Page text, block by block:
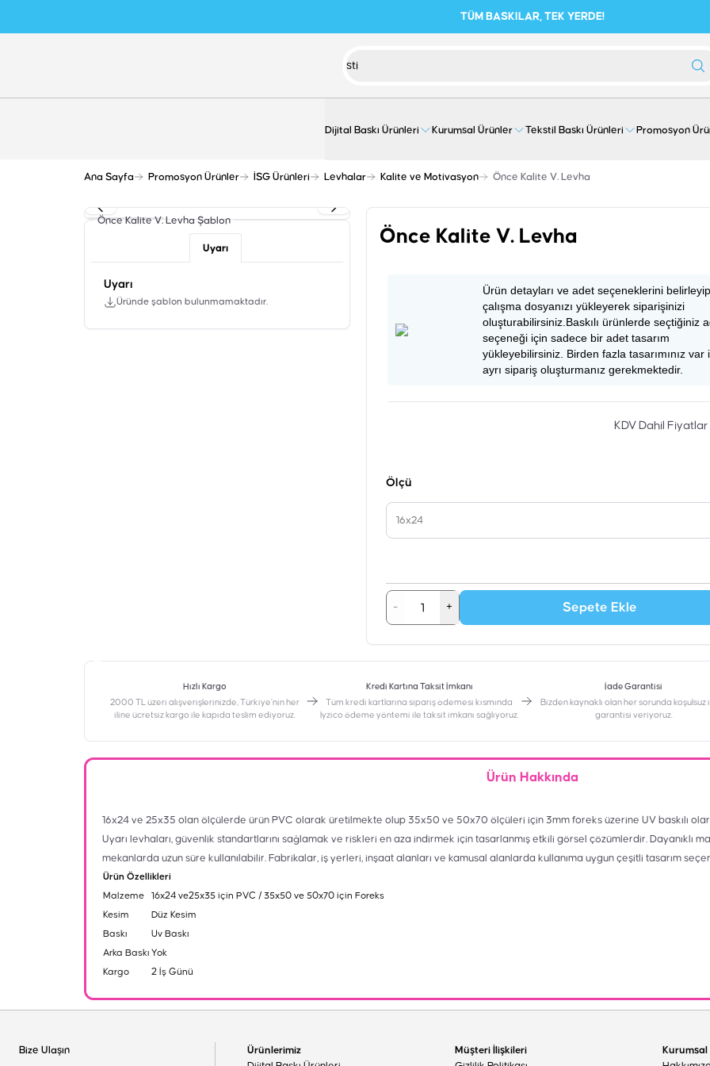
TÜM BASKILAR, TEK YERDE!
Dijital Baskı Ürünleri Kurumsal Ürünler Tekstil Baskı Ürünleri Promosyon
Ana Sayfa Promosyon Ürünler İSG Ürünleri Levhalar Kalite ve Motivasyon Önce Kalite V. Levha
Önce Kalite V. Levha Şablon
Uyarı
Uyarı
Üründe şablon bulunmamaktadır.
Önce Kalite V. Levha
Ürün detayları ve adet seçeneklerini belirleyip
çalışma dosyanızı yükleyerek siparişinizi
oluşturabilirsiniz.Baskılı ürünlerde seçtiğiniz
seçeneği için sadece bir adet tasarım
yükleyebilirsiniz. Birden fazla tasarımınız var
ayrı sipariş oluşturmanız gerekmektedir.
KDV Dahil Fiyatlar
Ölçü
16x24
- + Sepete Ekle
Hızlı Kargo
2000 TL üzeri alışverişlerinizde, Türkiye’nin her
iline ücretsiz kargo ile kapıda teslim ediyoruz.
Kredi Kartına Taksit İmkanı
‎Tüm kredi kartlarına sipariş ödemesi kısmında
İyzico ödeme yöntemi ile taksit imkanı sağlıyoruz.
İade Garantisi
Bizden kaynaklı olan her sorunda koşulsuz
garantisi veriyoruz.
Ürün Hakkında
16x24 ve 25x35 olan ölçülerde ürün PVC olarak üretilmekte olup 35x50 ve 50x70 ölçüleri için 3mm foreks üzerine UV baskılı
Uyarı levhaları, güvenlik standartlarını sağlamak ve riskleri en aza indirmek için tasarlanmış etkili görsel çözümlerdir. Dayanıklı
mekanlarda uzun süre kullanılabilir. Fabrikalar, iş yerleri, inşaat alanları ve kamusal alanlarda kullanıma uygun çeşitli tasarım
Ürün Özellikleri
Malzeme
16x24 ve25x35 için PVC / 35x50 ve 50x70 için Foreks
Kesim
Düz Kesim
Baskı
Uv Baskı
Arka Baskı Yok
Kargo
2 İş Günü
Bize Ulaşın
Ürünlerimiz
Müşteri İlişkileri
Kurumsal